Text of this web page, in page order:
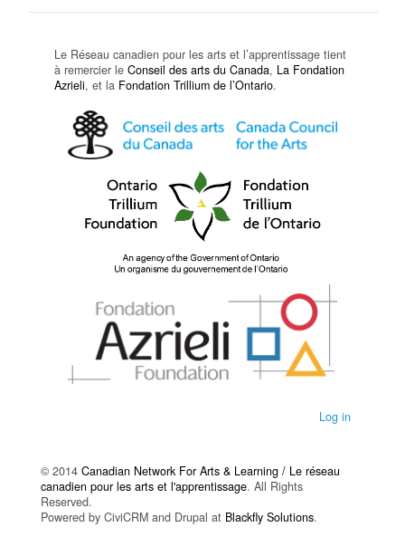
Le Réseau canadien pour les arts et l’apprentissage tient
à remercier le Conseil des arts du Canada, La Fondation
Azrieli, et la Fondation Trillium de l’Ontario.
Log in
© 2014 Canadian Network For Arts & Learning / Le réseau
canadien pour les arts et l'apprentissage. All Rights
Reserved.
Powered by CiviCRM and Drupal at Blackfly Solutions.